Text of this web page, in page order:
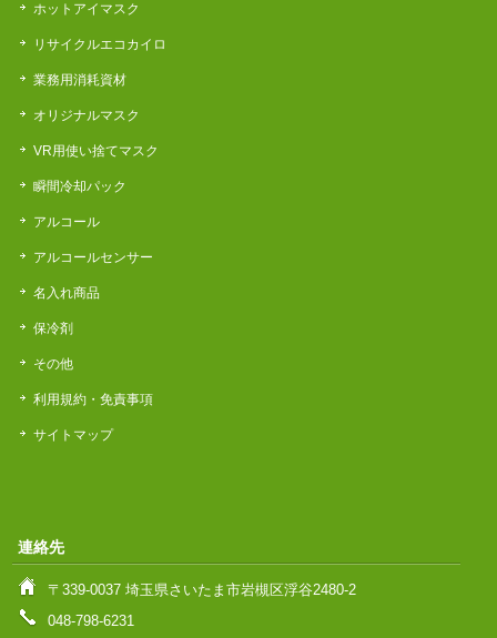
ホットアイマスク
リサイクルエコカイロ
業務用消耗資材
オリジナルマスク
VR用使い捨てマスク
瞬間冷却パック
アルコール
アルコールセンサー
名入れ商品
保冷剤
その他
利用規約・免責事項
サイトマップ
連絡先
〒339-0037 埼玉県さいたま市岩槻区浮谷2480-2
048-798-6231